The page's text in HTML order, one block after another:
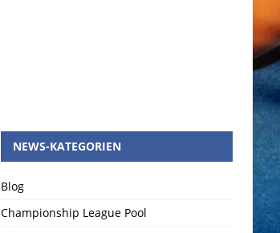
NEWS-KATEGORIEN
Blog
Championship League Pool